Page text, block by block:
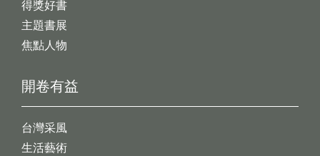
開卷有益
台灣采風
生活藝術
得獎好書
主題書展
焦點人物